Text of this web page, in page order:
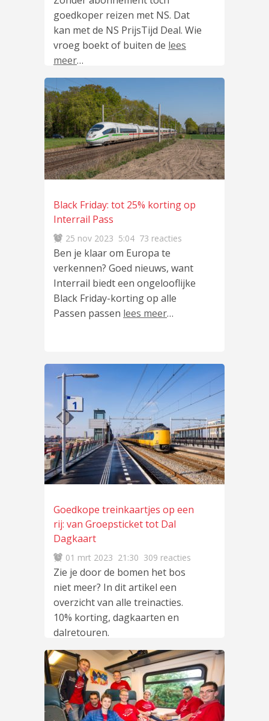
goedkoper reizen met NS. Dat
kan met de NS PrijsTijd Deal. Wie
vroeg boekt of buiten de lees
meer…
Black Friday: tot 25% korting op
Interrail Pass
25 nov 2023 5:04 73 reacties
Ben je klaar om Europa te
verkennen? Goed nieuws, want
Interrail biedt een ongelooflijke
Black Friday-korting op alle
Passen passen lees meer…
Goedkope treinkaartjes op een
rij: van Groepsticket tot Dal
Dagkaart
01 mrt 2023 21:30 309 reacties
Zie je door de bomen het bos
niet meer? In dit artikel een
overzicht van alle treinacties.
10% korting, dagkaarten en
dalretouren.